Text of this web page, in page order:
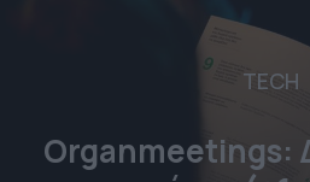
TECH
Organmeetings: